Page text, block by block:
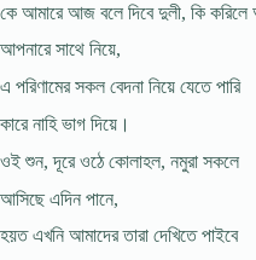
কে আমারে আজ বলে দিবে দুলী, কি করিলে
আপনারে সাথে নিয়ে,
এ পরিণামের সকল বেদনা নিয়ে যেতে পারি
কারে নাহি ভাগ দিয়ে।
ওই শুন, দূরে ওঠে কোলাহল, নমুরা সকলে
আসিছে এদিন পানে,
হয়ত এখনি আমাদের তারা দেখিতে পাইবে